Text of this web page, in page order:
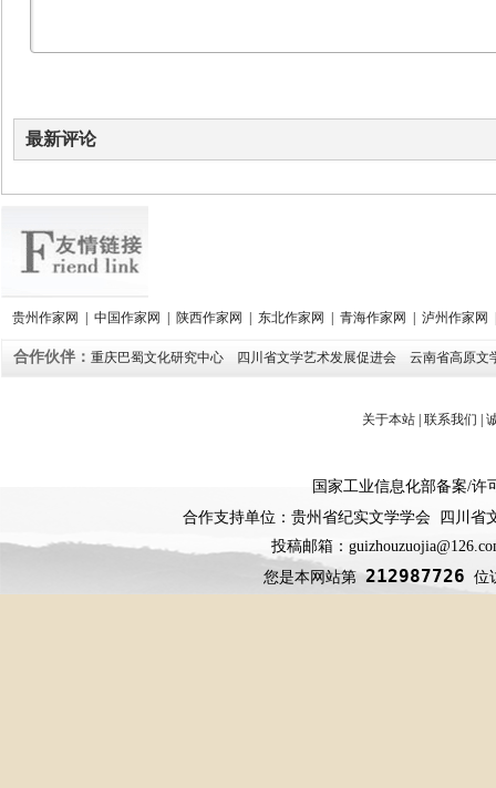
最新评论
贵州作家网 | 中国作家网 | 陕西作家网 | 东北作家网 | 青海作家网 | 泸州作家网
合作伙伴： 重庆巴蜀文化研究中心 四川省文学艺术发展促进会 云南省高原文
关于本站| 联系我们 |
国家工业信息化部备案/许
合作支持单位：贵州省纪实文学学会 四川
投稿邮箱：
您是本网站第212987726